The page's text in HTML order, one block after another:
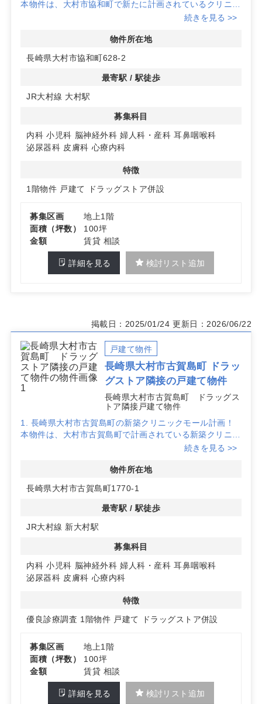
本物件は、大村市協和町で新たに計画されているクリニッ
クモールで、地域医療の拠点としての役割が期待されてい
2. ドラッグストア隣接で集患力と認知度向上
隣接するドラッグストアが営業予定で、日常的に訪れる地
から安定した集患力が期待できます。
3. 73台以上の駐車場完備！アクセス良好な環境
お客様用駐車場を73台以上（ドラッグストア・調剤薬局
区画分を含む）完備予定。さらに、JR大村線「大村駅」
詳細はお問い合わせください。
続きを見る >>
物件所在地
長崎県大村市協和町628-2
最寄駅 / 駅徒歩
JR大村線 大村駅
募集科目
内科 小児科 脳神経外科 婦人科・産科 耳鼻咽喉科
泌尿器科 皮膚科 心療内科
特徴
1階物件 戸建て ドラッグストア併設
募集区画
地上1階
面積（坪数）
100坪
金額
賃貸 相談
詳細を見る 検討リスト追加
掲載日：2025/01/24 更新日：2026/06/22
戸建て物件
長崎県大村市古賀島町 ドラッ
グストア隣接の戸建て物件
長崎県大村市古賀島町 ドラッグス
トア隣接戸建て物件
1. 長崎県大村市古賀島町の新築クリニックモール計画！
本物件は、大村市古賀島町で計画されている新築クリニッ
クモールです。地域医療の中心として期待されており、新
2. ドラッグストア隣接で安定した集患力を確保
隣接するドラッグストアが営業予定で、日常的に訪れる地
した集患が期待できます。利便性の高い立地で、継続的な
3. 127台以上の駐車場完備！幅広いエリアからのアクセス
良好
区画分を含む）完備予定。さらに、JR大村線「新大村
しやすい環境です。特に、循環器・呼吸器・消化器・糖尿
詳細はお問い合わせください。
続きを見る >>
物件所在地
長崎県大村市古賀島町1770-1
最寄駅 / 駅徒歩
JR大村線 新大村駅
募集科目
内科 小児科 脳神経外科 婦人科・産科 耳鼻咽喉科
泌尿器科 皮膚科 心療内科
特徴
優良診療調査 1階物件 戸建て ドラッグストア併設
募集区画
地上1階
面積（坪数）
100坪
金額
賃貸 相談
詳細を見る 検討リスト追加